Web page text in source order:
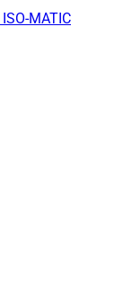
ISO-MATIC